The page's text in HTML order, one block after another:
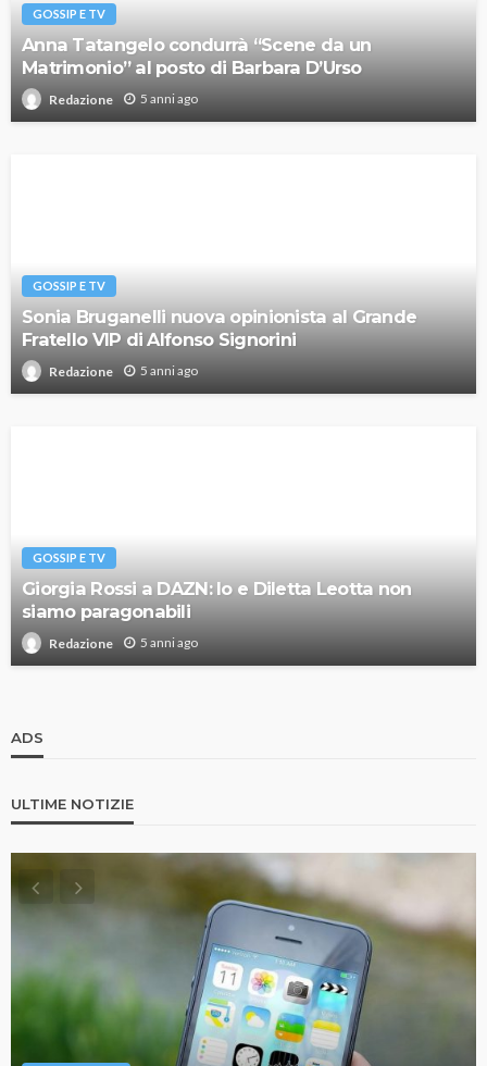
GOSSIP E TV
Anna Tatangelo condurrà “Scene da un
Matrimonio” al posto di Barbara D’Urso
Redazione 5 anni ago
GOSSIP E TV
Sonia Bruganelli nuova opinionista al Grande
Fratello VIP di Alfonso Signorini
Redazione 5 anni ago
GOSSIP E TV
Giorgia Rossi a DAZN: Io e Diletta Leotta non
siamo paragonabili
Redazione 5 anni ago
ADS
ULTIME NOTIZIE